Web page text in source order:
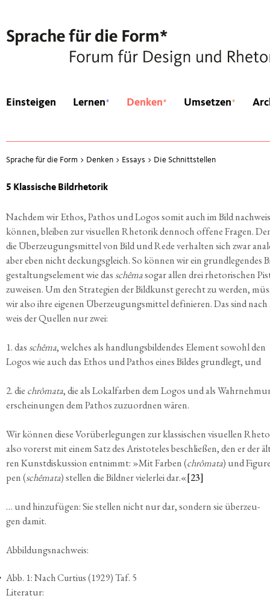
Einsteigen Lernen* Denken* Umsetzen*
Sprache für die Form > Denken > Essays > Die Schnittstellen
5 Klas­si­sche Bildrhetorik
Nach­dem wir Ethos, Pathos und Logos somit auch im Bild
kön­nen, blei­ben zur visu­el­len Rhe­to­rik den­noch offe­ne Fra­gen.
die Über­zeu­gungs­mit­tel von Bild und Rede ver­hal­ten sich zwar
aber eben nicht deckungs­gleich. So kön­nen wir ein grund­le­gen­des
ge­stal­tungs­ele­ment wie dasschê­masogar allen drei rhe­to­ri­schen
zuwei­sen. Um den Stra­te­gien der Bild­kunst gerecht zu wer­den,
wir also ihre eige­nen Über­zeu­gungs­mit­tel defi­nie­ren. Das sind
weis der Quel­len nur zwei:
1. dasschê­ma, wel­ches als hand­lungs­bil­den­des Ele­ment sowohl den
Logos wie auch das Ethos und Pathos eines Bil­des grund­legt, und
2. die chrô­ma­ta, die als Lokal­far­ben dem Logos und als
er­schei­nun­gen dem Pathos zuzu­ord­nen wären.
Wir kön­nen die­se Vor­über­le­gun­gen zur klas­si­schen visu­el­len
also vor­erst mit einem Satz des Aris­to­te­les beschlie­ßen, den er der
ren Kunst­dis­kus­si­on ent­nimmt: »Mit Far­ben (chrô­ma­ta) und
pen (schê­ma­ta) stel­len die Bild­ner vie­ler­lei dar.«[23]
… und hin­zu­fü­gen: Sie stel­len nicht nur dar, son­dern sie über­zeu­
gen damit.
Abbil­dungs­nach­weis:
Abb. 1: Nach Cur­ti­us (1929) Taf. 5
Lite­ra­tur: